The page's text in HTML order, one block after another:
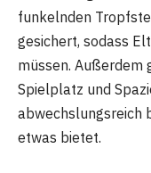
funkelnden
gesichert, sodass
müssen. Außerdem
Spielplatz und
abwechslungsreich
etwas bietet.